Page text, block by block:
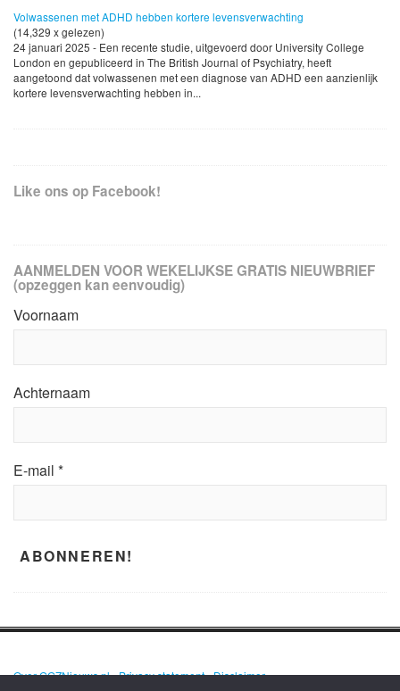
Volwassenen met ADHD hebben kortere levensverwachting
(14,329 x gelezen)
24 januari 2025 - Een recente studie, uitgevoerd door University College
London en gepubliceerd in The British Journal of Psychiatry, heeft
aangetoond dat volwassenen met een diagnose van ADHD een aanzienlijk
kortere levensverwachting hebben in...
Like ons op Facebook!
AANMELDEN VOOR WEKELIJKSE GRATIS NIEUWBRIEF
(opzeggen kan eenvoudig)
Voornaam
Achternaam
E-mail *
Over GGZNieuws.nl•Privacy statement•Disclaimer